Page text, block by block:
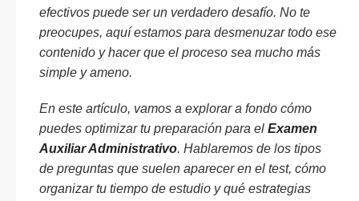
efectivos puede ser un verdadero desafío. No te
preocupes, aquí estamos para desmenuzar todo ese
contenido y hacer que el proceso sea mucho más
simple y ameno.
En este artículo, vamos a explorar a fondo cómo
puedes optimizar tu preparación para el Examen
Auxiliar Administrativo. Hablaremos de los tipos
de preguntas que suelen aparecer en el test, cómo
organizar tu tiempo de estudio y qué estrategias